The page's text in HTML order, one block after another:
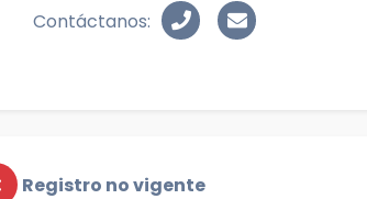
Contáctanos:
Registro no vigente